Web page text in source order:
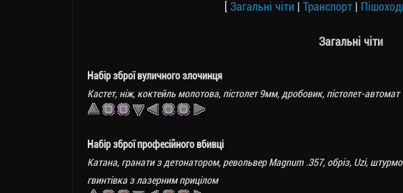
[ Загальні чіти | Транспорт|
Загальні чіти
Набір зброї вуличного злочинця
Кастет, ніж, коктейль молотова, пістолет 9мм, дробовик, пістолет-
Набір зброї професійного вбивці
Катана, гранати з детонатором, револьвер Magnum .357, обріз, Uzi,
гвинтівка з лазерним прицілом